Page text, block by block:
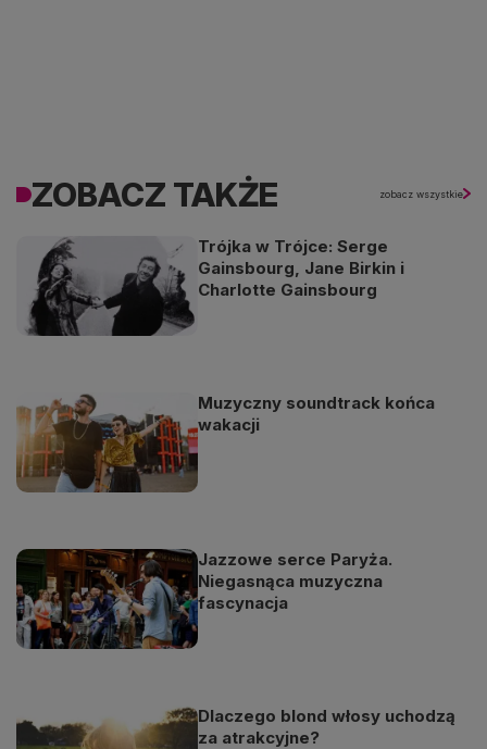
ZOBACZ TAKŻE zobacz wszystkie
Trójka w Trójce: Serge
Gainsbourg, Jane Birkin i
Charlotte Gainsbourg
Muzyczny soundtrack końca
wakacji
Jazzowe serce Paryża.
Niegasnąca muzyczna
fascynacja
Dlaczego blond włosy uchodzą
za atrakcyjne?